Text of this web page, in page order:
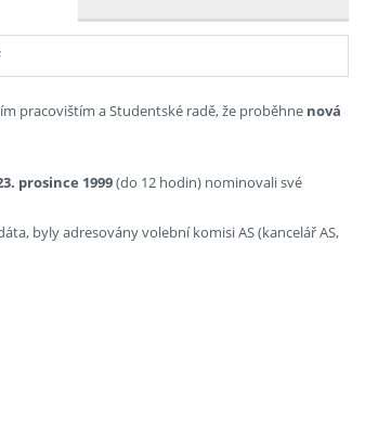
pracovištím a Studentské radě, že proběhne nová
prosince 1999(do 12 hodin) nominovali své
byly adresovány volební komisi AS (kancelář AS,